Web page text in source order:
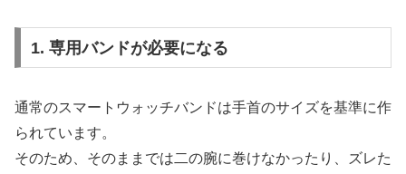
1. 専用バンドが必要になる
通常のスマートウォッチバンドは手首のサイズを基準に作
られています。
そのため、そのままでは二の腕に巻けなかったり、ズレた